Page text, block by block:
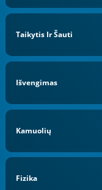
Taikytis Ir Šauti
Išvengimas
Kamuolių
Fizika